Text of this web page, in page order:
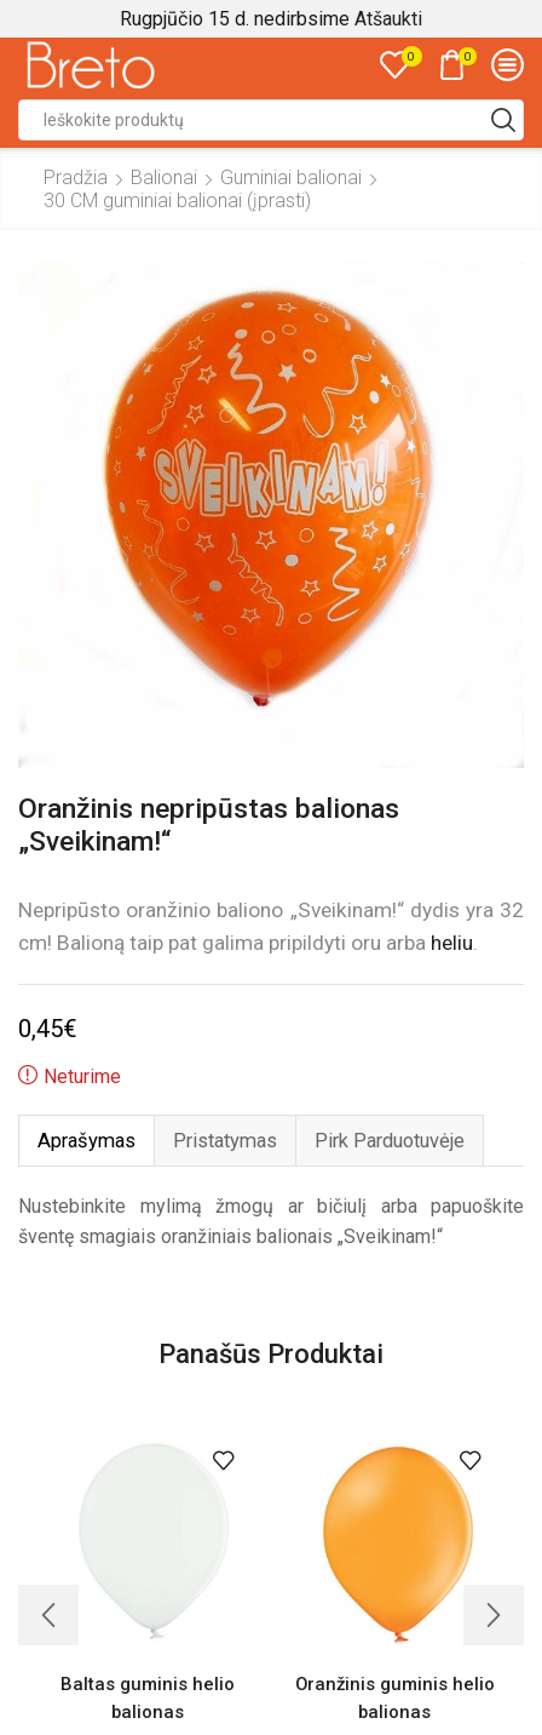
Rugpjūčio 15 d. nedirbsime Atšaukti
0 0
input
Pradžia Balionai
Guminiai balionai
30 CM guminiai balionai (įprasti)
Oranžinis nepripūstas balionas
„Sveikinam!“
Nepripūsto oranžinio baliono „Sveikinam!“ dydis yra 32
cm! Balioną taip pat galima pripildyti oru arba heliu.
0,45€
Neturime
Aprašymas Pristatymas Pirk Parduotuvėje
Nustebinkite mylimą žmogų ar bičiulį arba papuoškite
šventę smagiais oranžiniais balionais „Sveikinam!“
Panašūs Produktai
Baltas guminis helio
balionas
Oranžinis guminis helio
balionas